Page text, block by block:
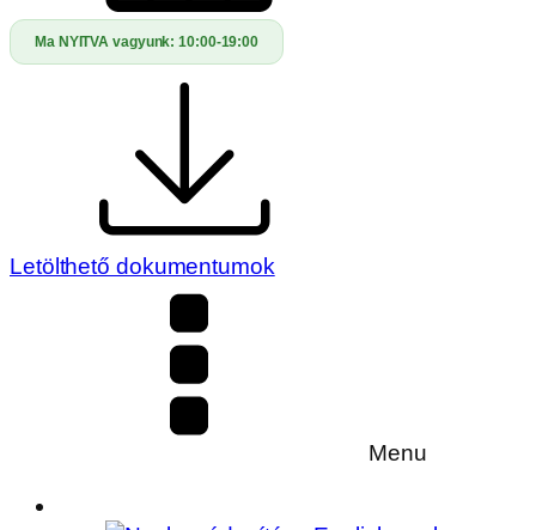
Ma NYITVA vagyunk:10:00-19:00
Letölthető dokumentumok
Menu